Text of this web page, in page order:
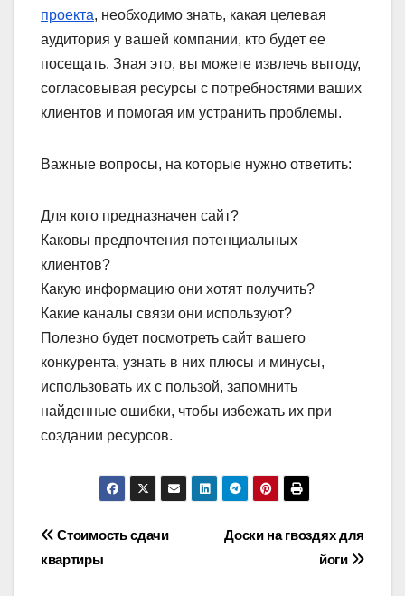
проекта, необходимо знать, какая целевая
аудитория у вашей компании, кто будет ее
посещать. Зная это, вы можете извлечь выгоду,
согласовывая ресурсы с потребностями ваших
клиентов и помогая им устранить проблемы.
Важные вопросы, на которые нужно ответить:
Для кого предназначен сайт?
Каковы предпочтения потенциальных
клиентов?
Какую информацию они хотят получить?
Какие каналы связи они используют?
Полезно будет посмотреть сайт вашего
конкурента, узнать в них плюсы и минусы,
использовать их с пользой, запомнить
найденные ошибки, чтобы избежать их при
создании ресурсов.
Навигация
по
Доски на гвоздях для
йоги
Стоимость сдачи
квартиры